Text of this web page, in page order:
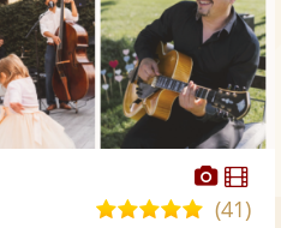
5,0(41)